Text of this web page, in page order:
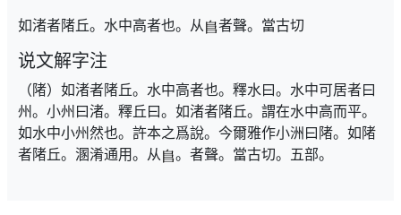
如渚者陼丘。水中高者也。从
者聲。當古切
说文解字注
（陼）如渚者陼丘。水中高者也。釋水曰。水中可居者曰
州。小州曰渚。釋丘曰。如渚者陼丘。謂在水中高而平。
如水中小州然也。許本之爲說。今爾雅作小洲曰陼。如陼
者陼丘。溷淆通用。从
。者聲。當古切。五部。